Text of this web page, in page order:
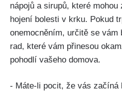
nápojů a sirupů,‌ které
hojení ⁣bolesti v krku. Pokud​
⁤onemocněním, ⁣určitě ⁢se vám‍
rad, ‌které vám přinesou
pohodlí vašeho domova.
-‍ Máte-li pocit, ‌že vás začíná